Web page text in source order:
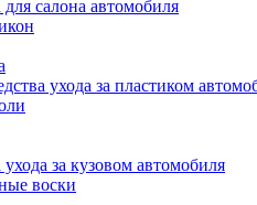
для салона автомобиля
ухода за пластиком
ухода за кузовом автомобиля
воски